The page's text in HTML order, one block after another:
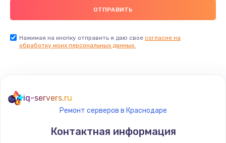
Заказать
2045 руб.
1090 руб.
Заказать
Нажимая на кнопку отправить я даю свое согласие на
обработку моих персональных данных.
iq-servers.ru
Ремонт серверов в Краснодаре
Контактная информация